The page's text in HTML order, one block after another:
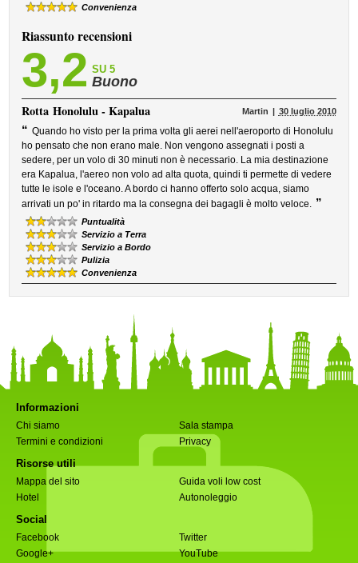
Convenienza
Riassunto recensioni
3,2 SU 5
Buono
RottaHonolulu - Kapalua Martin 30 luglio 2010
“ Quando ho visto per la prima volta gli aerei nell'aeroporto di Honolulu
ho pensato che non erano male. Non vengono assegnati i posti a
sedere, per un volo di 30 minuti non è necessario. La mia destinazione
era Kapalua, l'aereo non volo ad alta quota, quindi ti permette di vedere
tutte le isole e l'oceano. A bordo ci hanno offerto solo acqua, siamo
arrivati un po' in ritardo ma la consegna dei bagagli è molto veloce. ”
Puntualità
Servizio a Terra
Servizio a Bordo
Pulizia
Convenienza
Informazioni
Chi siamo
Sala stampa
Termini e condizioni
Privacy
Risorse utili
Mappa del sito
Guida voli low cost
Hotel
Autonoleggio
Social
Facebook
Twitter
Google+
YouTube